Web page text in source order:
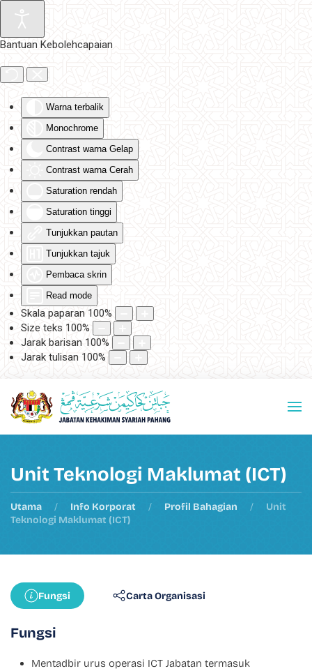
Bantuan Kebolehcapaian
Warna terbalik
Monochrome
Contrast warna Gelap
Contrast warna Cerah
Saturation rendah
Saturation tinggi
Tunjukkan pautan
Tunjukkan tajuk
Pembaca skrin
Read mode
Skala paparan 100%
Size teks 100%
Jarak barisan 100%
Jarak tulisan 100%
Skip to main content
Unit Teknologi Maklumat (ICT)
Utama Info Korporat Profil Bahagian
Unit
Teknologi Maklumat (ICT)
Fungsi Carta Organisasi
Fungsi
Mentadbir urus operasi ICT Jabatan termasuk